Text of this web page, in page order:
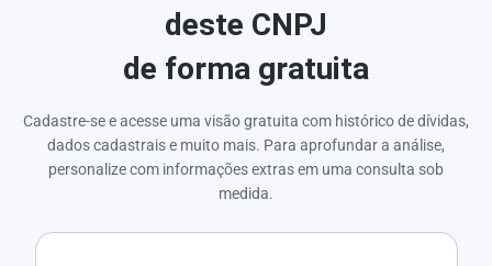
deste CNPJ
de forma gratuita
Cadastre-se e acesse uma visão gratuita com histórico de dívidas,
dados cadastrais e muito mais. Para aprofundar a análise,
personalize com informações extras em uma consulta sob
medida.